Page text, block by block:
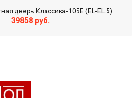
дверь Классика-105Е (EL-EL.5)
39858 руб.